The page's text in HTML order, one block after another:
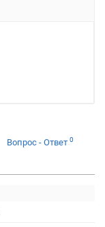
Вопрос - Ответ 0